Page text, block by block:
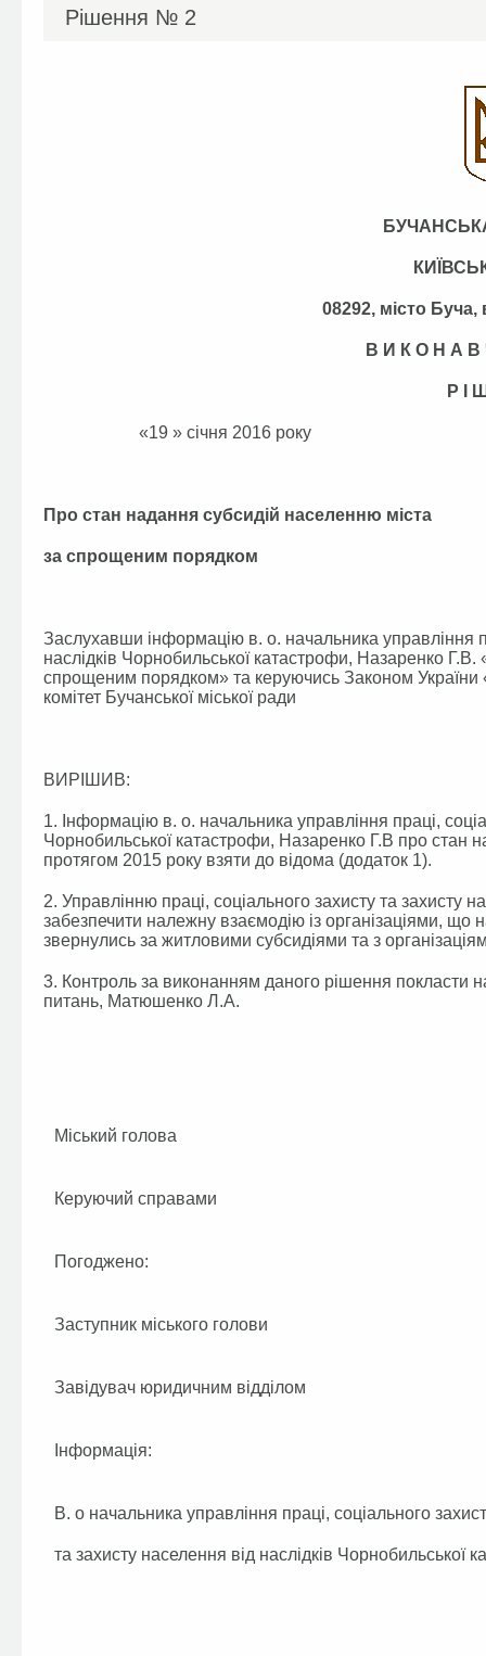
Рішення № 2
08292, місто Буча,
В И К О Н А В
Р І
«19 » січня
Про стан надання субсидій населенню міста
за спрощеним порядком
Заслухавши інформацію в. о. начальника управління
наслідків Чорнобильської катастрофи, Назаренко
спрощеним порядком» та керуючись Законом України
комітет Бучанської міської ради
ВИРІШИВ:
1. Інформацію в. о. начальника управління праці,
Чорнобильської катастрофи, Назаренко Г.В про стан
протягом 2015 року взяти до відома (додаток 1).
2. Управлінню праці, соціального захисту та захисту
забезпечити належну взаємодію із організаціями,
звернулись за житловими субсидіями та з
3. Контроль за виконанням даного рішення покласти
питань, Матюшенко Л.А.
Міський голова
Керуючий справами
Погоджено:
Заступник міського голови
Завідувач юридичним відділом
Інформація:
В. о начальника управління праці, соціального
та захисту населення від наслідків Чорнобильської